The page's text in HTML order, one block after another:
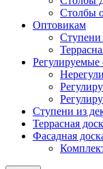
Столбы
Оптовикам
Ступени из
Террасная
Фасадная